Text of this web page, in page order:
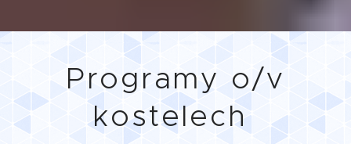
Programy o/v
kostelech